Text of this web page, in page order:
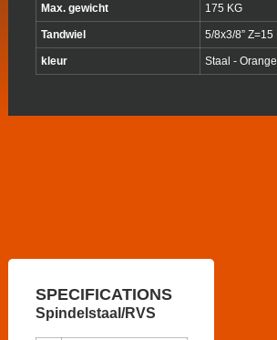
Max. gewicht 175 KG
Tandwiel 5/8x3/8” Z=15
kleur Staal - Orange
SPECIFICATIONS
Spindelstaal/RVS